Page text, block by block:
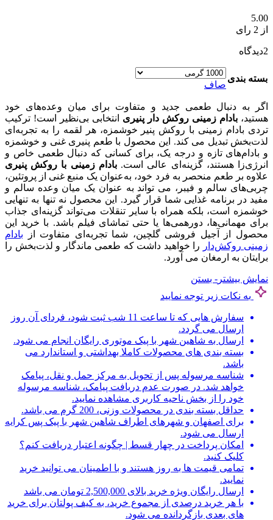
5.00
از 2 رای
2دیدگاه
بسته بندی
صاف
اگر به دنبال طعمی جدید و متفاوت برای میان‌ وعده‌های خود
هستید، بادام زمینی روکش دار پنیری انتخابی بی‌نظیر است! ترکیب
تردی بادام‌ زمینی با روکش پنیر خوشمزه، هر لقمه را به تجربه‌ای
لذت‌بخش تبدیل می‌ کند. این محصول با طعم پنیری غنی و خوشمزه
و بادام‌های تازه و درجه یک، برای کسانی که دنبال طعمی خاص و
انرژی‌زا هستند، گزینه‌ای عالی است.بادام زمینی با روکش پنیری
علاوه بر طعم منحصر‌ به‌ فرد خود، به‌عنوان یک منبع غنی از پروتئین،
چربی‌های سالم و فیبر، می‌ تواند به عنوان یک میان‌ وعده سالم و
مفید در برنامه غذایی شما قرار گیرد. این محصول نه تنها به تنهایی
خوشمزه است، بلکه همراه با سایر تنقلات می‌تواند گزینه‌ای جذاب
برای مهمانی‌ها، دورهمی‌ها یا حتی تماشای فیلم باشد. با خرید این
محصول از آجیل فروشی گلچین، شما تجربه‌ای متفاوت از بادام
زمینی روکش‌دار
را خواهید داشت که طعمی ماندگار و لذت‌بخش را
برایتان به ارمغان می‌ آورد.
نمایش بیشتر - بستن
به نکات زیر توجه نمایید
سفارش هایی که تا ساعت 11 شب ثبت شود، فردای آن روز
ارسال می گردد.
ارسال به شاهین شهر با پیک موتوری رایگان انجام می شود.
بسته بندی های محصولات کاملا بهداشتی و استاندارد می
باشد.
شناسه مرسوله پس از تحویل به مرکز حمل و نقل، پیامک
خواهد شد. در صورت عدم دریافت پیامک، شناسه مرسوله
خود را از بخش ناحیه کاربری مشاهده نمایید.
حداقل بسته بندی در محصولات وزنی، 200 گرم می باشد.
برای اصفهان و شهرهای اطراف شاهین شهر با پیک پس کرایه
ارسال می شود.
امکان پرداخت در چهار قسط | چگونه اعتبار دریافت کنم؟
کلیک کنید.
تمامی قیمت ها به روز هستند و با اطمینان می توانید خرید
نمایید.
ارسال رایگان ویژه خرید بالای 2,500,000 تومان می باشد
با هر خرید درصدی از مجموع خرید، به کیف پولتان برای خرید
های بعدی بازگردانده می شود.